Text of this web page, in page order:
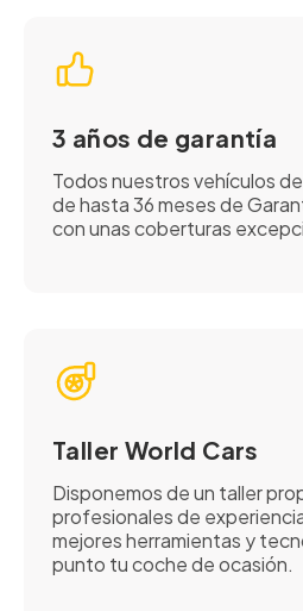
3 años de garantía
Todos nuestros vehículos
de hasta 36 meses de
con unas coberturas
Taller World Cars
Disponemos de un taller
profesionales de
mejores herramientas y
punto tu coche de ocasión.